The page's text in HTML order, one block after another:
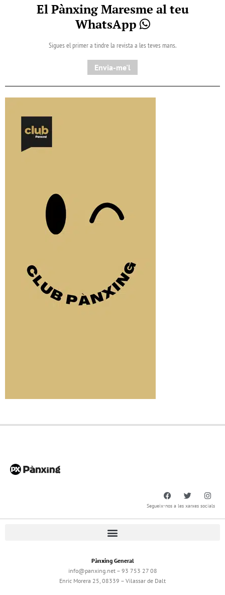
El Pànxing Maresme al teu
WhatsApp
Sigues el primer a tindre la revista a les teves mans.
Envia-me'l
Segueix-nos a les xarxes socials
Pànxing General
info@panxing.net – 93 753 27 08
Enric Morera 25, 08339 – Vilassar de Dalt